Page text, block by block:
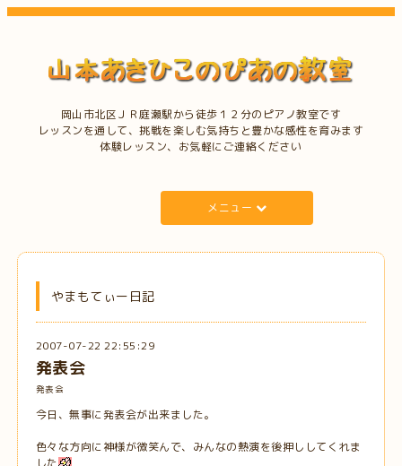
岡山市北区ＪＲ庭瀬駅から徒歩１２分のピアノ教室です
レッスンを通して、挑戦を楽しむ気持ちと豊かな感性を育みます
体験レッスン、お気軽にご連絡ください
メニュー
やまもてぃー日記
2007-07-22 22:55:29
発表会
発表会
今日、無事に発表会が出来ました。
色々な方向に神様が微笑んで、みんなの熱演を後押ししてくれま
した